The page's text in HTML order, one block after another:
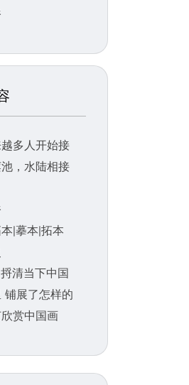
多人开始接
，水陆相接
|摹本|拓本
清当下中国
铺展了怎样的
赏中国画